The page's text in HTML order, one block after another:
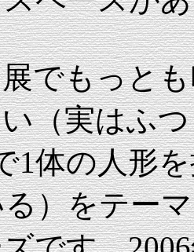
でもっとも
（実はふ
1体の人形
）をテー